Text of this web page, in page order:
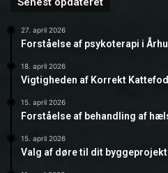
27. april 2026
Forståelse af psykoterapi i
18. april 2026
Vigtigheden af Korrekt
15. april 2026
Forståelse af behandling af
15. april 2026
Valg af døre til dit byggeprojekt